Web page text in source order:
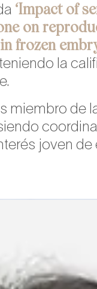
‘Impact of
on
frozen
la
miembro de
joven de